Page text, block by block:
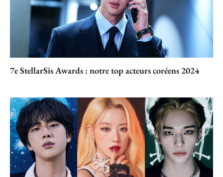
7e StellarSis Awards : notre top acteurs coréens 2024